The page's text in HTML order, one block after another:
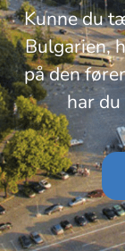
Kunne du
Bulgarien,
på den
har